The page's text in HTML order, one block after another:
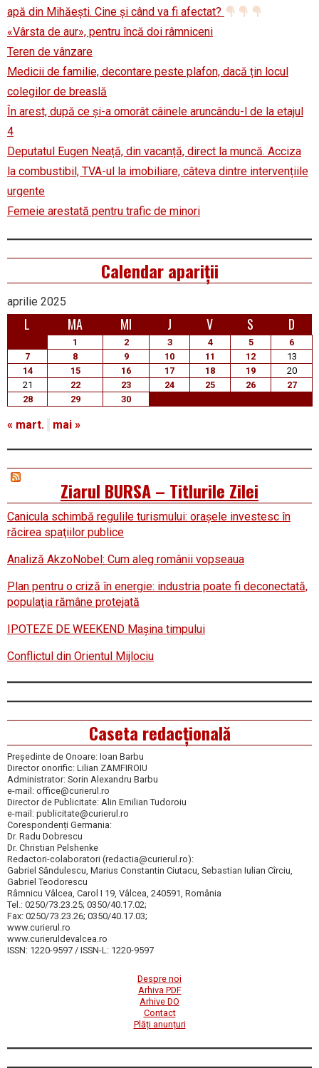
apă din Mihăești. Cine și când va fi afectat?
«Vârsta de aur», pentru încă doi râmniceni
Teren de vânzare
Medicii de familie, decontare peste plafon, dacă țin locul
colegilor de breaslă
În arest, după ce și-a omorât câinele aruncându-l de la etajul
4
Deputatul Eugen Neață, din vacanță, direct la muncă. Acciza
la combustibil, TVA-ul la imobiliare, câteva dintre intervențiile
urgente
Femeie arestată pentru trafic de minori
Calendar apariții
aprilie 2025
L MA MI J V S D
1 2 3 4 5
6
7
8 9 10 11 12
13
14
15 16 17 18 19
20
21
22 23 24 25 26
27
28
29 30
« mart. mai »
Ziarul BURSA – Titlurile Zilei
Canicula schimbă regulile turismului: oraşele investesc în
răcirea spaţiilor publice
Analiză AkzoNobel: Cum aleg românii vopseaua
Plan pentru o criză în energie: industria poate fi deconectată,
populaţia rămâne protejată
IPOTEZE DE WEEKEND Maşina timpului
Conflictul din Orientul Mijlociu
Caseta redacțională
Președinte de Onoare: Ioan Barbu
Director onorific: Lilian ZAMFIROIU
Administrator: Sorin Alexandru Barbu
e-mail: office@curierul.ro
Director de Publicitate: Alin Emilian Tudoroiu
e-mail: publicitate@curierul.ro
Corespondenți Germania:
Dr. Radu Dobrescu
Dr. Christian Pelshenke
Redactori-colaboratori (redactia@curierul.ro):
Gabriel Săndulescu, Marius Constantin Ciutacu, Sebastian Iulian Cîrciu,
Gabriel Teodorescu
Râmnicu Vâlcea, Carol I 19, Vâlcea, 240591, România
Tel.: 0250/73.23.25; 0350/40.17.02;
Fax: 0250/73.23.26; 0350/40.17.03;
www.curierul.ro
www.curieruldevalcea.ro
ISSN: 1220-9597 / ISSN-L: 1220-9597
Despre noi
Arhiva PDF
Arhive DO
Contact
Plăți anunțuri